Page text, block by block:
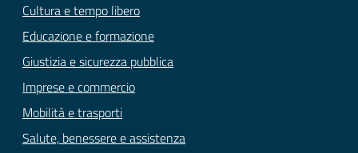
Cultura e tempo libero
Educazione e formazione
Giustizia e sicurezza pubblica
Imprese e commercio
Mobilità e trasporti
Salute, benessere e assistenza